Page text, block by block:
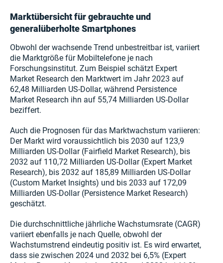
Marktübersicht für gebrauchte und
generalüberholte Smartphones
Obwohl der wachsende Trend unbestreitbar ist, variiert
die Marktgröße für Mobiltelefone je nach
Forschungsinstitut. Zum Beispiel schätzt Expert
Market Research den Marktwert im Jahr 2023 auf
62,48 Milliarden US-Dollar, während Persistence
Market Research ihn auf 55,74 Milliarden US-Dollar
beziffert.
Auch die Prognosen für das Marktwachstum variieren:
Der Markt wird voraussichtlich bis 2030 auf 123,9
Milliarden US-Dollar (Fairfield Market Research), bis
2032 auf 110,72 Milliarden US-Dollar (Expert Market
Research), bis 2032 auf 185,89 Milliarden US-Dollar
(Custom Market Insights) und bis 2033 auf 172,09
Milliarden US-Dollar (Persistence Market Research)
geschätzt.
Die durchschnittliche jährliche Wachstumsrate (CAGR)
variiert ebenfalls je nach Quelle, obwohl der
Wachstumstrend eindeutig positiv ist. Es wird erwartet,
dass sie zwischen 2024 und 2032 bei 6,5% (Expert